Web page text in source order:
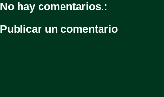
No hay comentarios.:
Publicar un comentario